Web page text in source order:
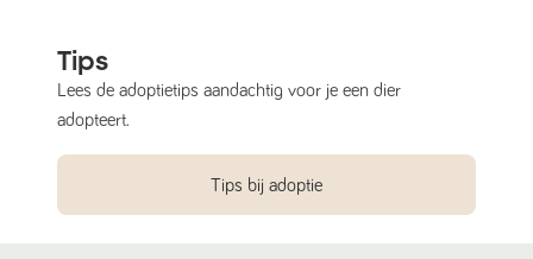
Tips
Lees de adoptietips aandachtig voor je een dier
adopteert.
Tips bij adoptie